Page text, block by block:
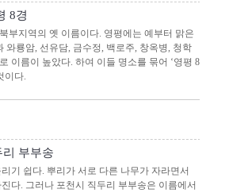
8경
부지역의 옛 이름이다. 영평에는 예부터 맑은
룡암, 선유담, 금수정, 백로주, 창옥병, 청학
이름이 높았다. 하여 이들 명소를 묶어 ‘영평 8
이다.
부부송
기 쉽다. 뿌리가 서로 다른 나무가 자라면서
다. 그러나 포천시 직두리 부부송은 이름에서